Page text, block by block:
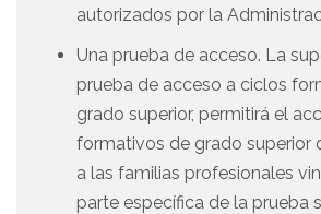
autorizados por la
Una prueba de acceso. La
prueba de acceso a ciclos
grado superior, permitirá el
formativos de grado superior
a las familias profesionales
parte específica de la prueba